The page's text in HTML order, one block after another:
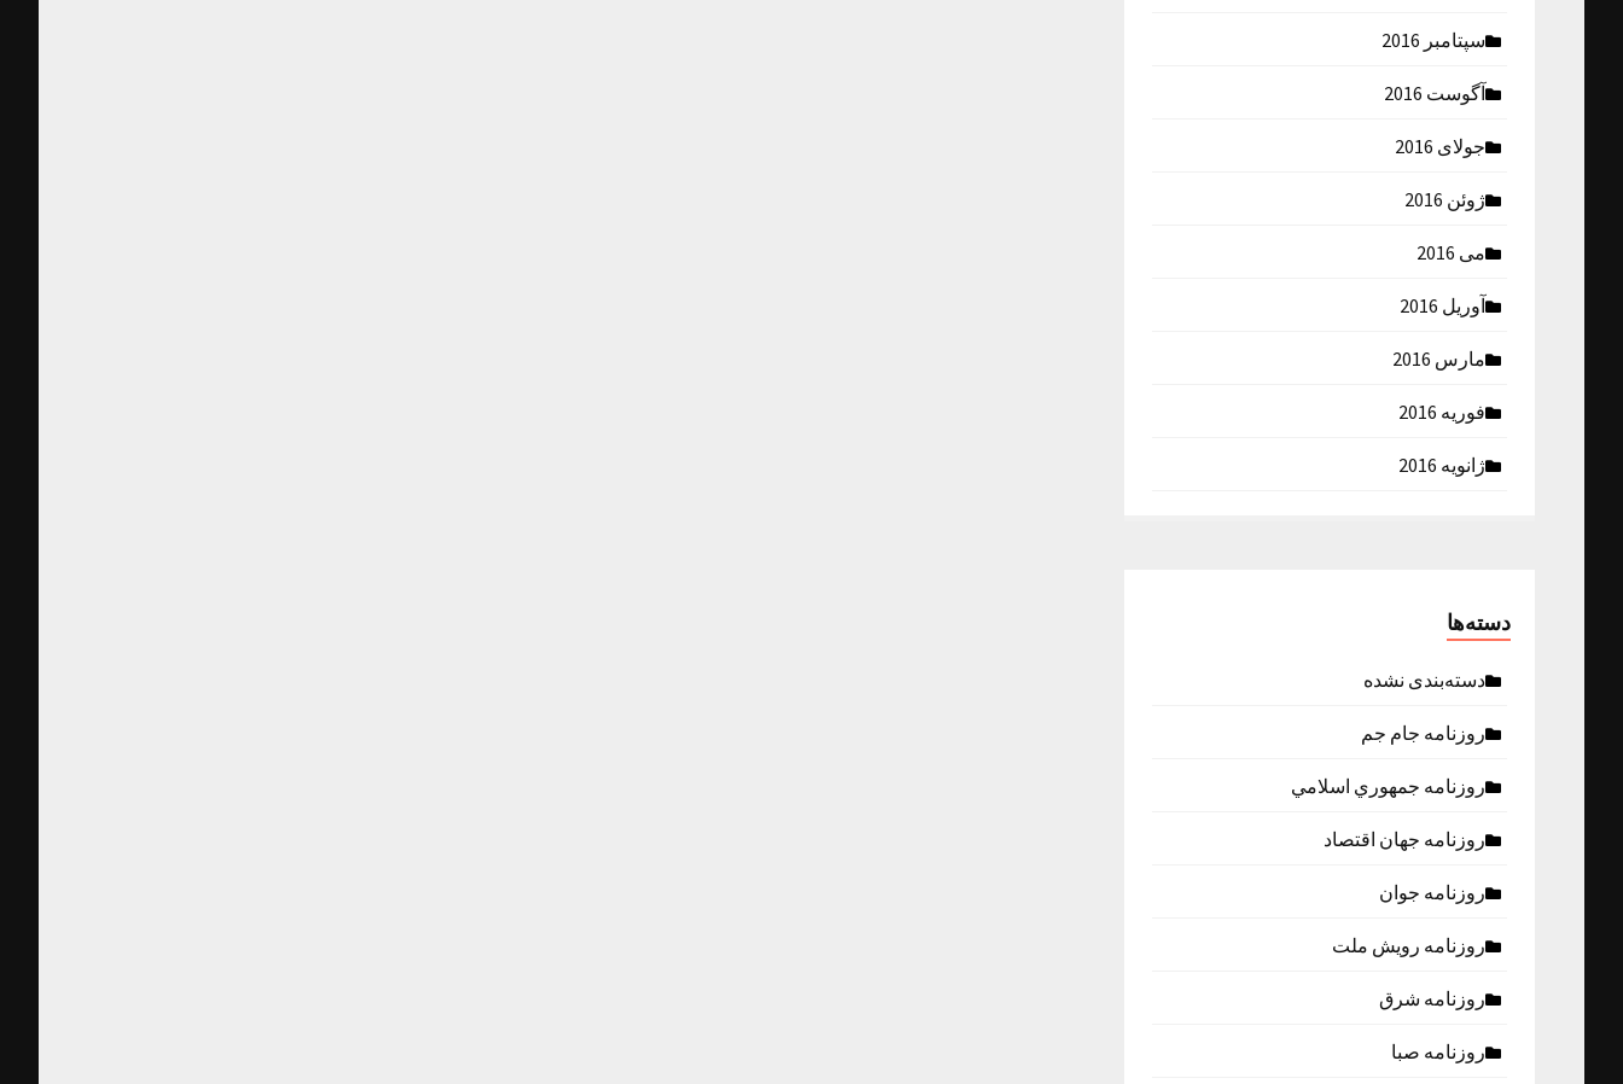
سپتامبر 2016
آگوست 2016
جولای 2016
ژوئن 2016
می 2016
آوریل 2016
مارس 2016
فوریه 2016
ژانویه 2016
دسته‌ها
دسته‌بندی نشده
روزنامه جام جم
روزنامه جمهوري اسلامي
روزنامه جهان اقتصاد
روزنامه جوان
روزنامه رویش ملت
روزنامه شرق
روزنامه صبا